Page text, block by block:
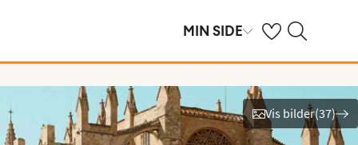
MIN SIDE Se dine sparte
Søk på ving.no
Vis bilder(37)